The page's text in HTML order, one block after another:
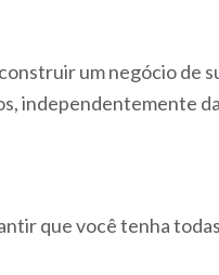
um negócio de
independentemente
que você tenha